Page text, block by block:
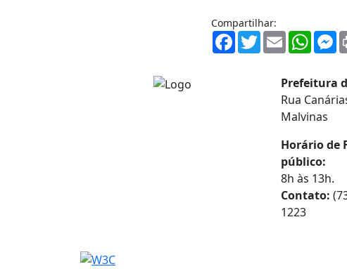
Compartilhar:
Facebook
TwitterEmail
Prefeitura
Rua
Malvinas
Horário de
público:
8h às 13h.
Contato:
1223